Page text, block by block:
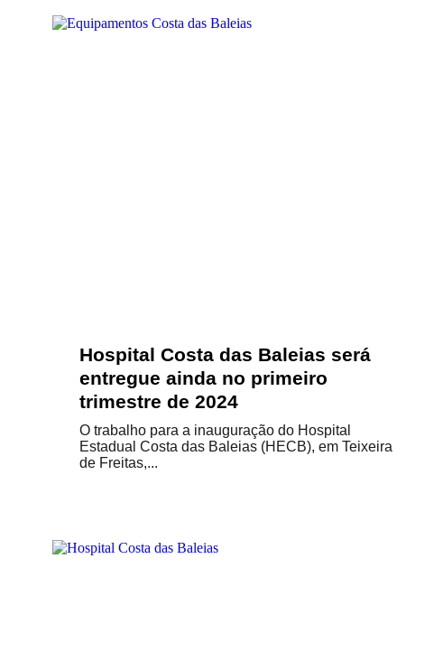
Hospital Costa das Baleias será
entregue ainda no primeiro
trimestre de 2024
O trabalho para a inauguração do Hospital
Estadual Costa das Baleias (HECB), em Teixeira
de Freitas,...